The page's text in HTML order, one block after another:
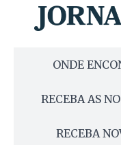
ONDE
RECEBA AS
RECEBA